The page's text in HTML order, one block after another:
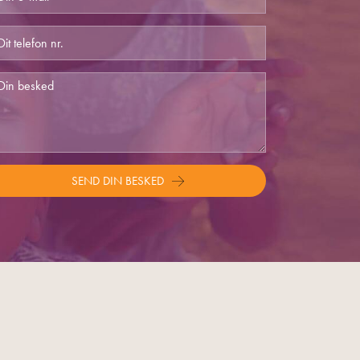
SEND DIN BESKED